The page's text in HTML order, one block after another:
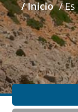
/ Inicio / Es